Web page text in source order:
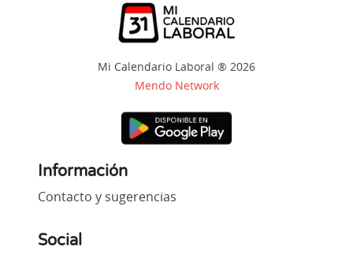
Mi Calendario Laboral ® 2026
Mendo Network
Información
Contacto y sugerencias
Social